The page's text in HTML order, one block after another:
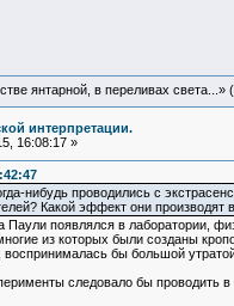
янтарной, в переливах света...»
интерпретации.
16:08:17 »
нибудь проводились с
Какой эффект они производят
Паули появлялся в лаборатории,
из которых были созданы
воспринималась бы большой
следовало бы проводить